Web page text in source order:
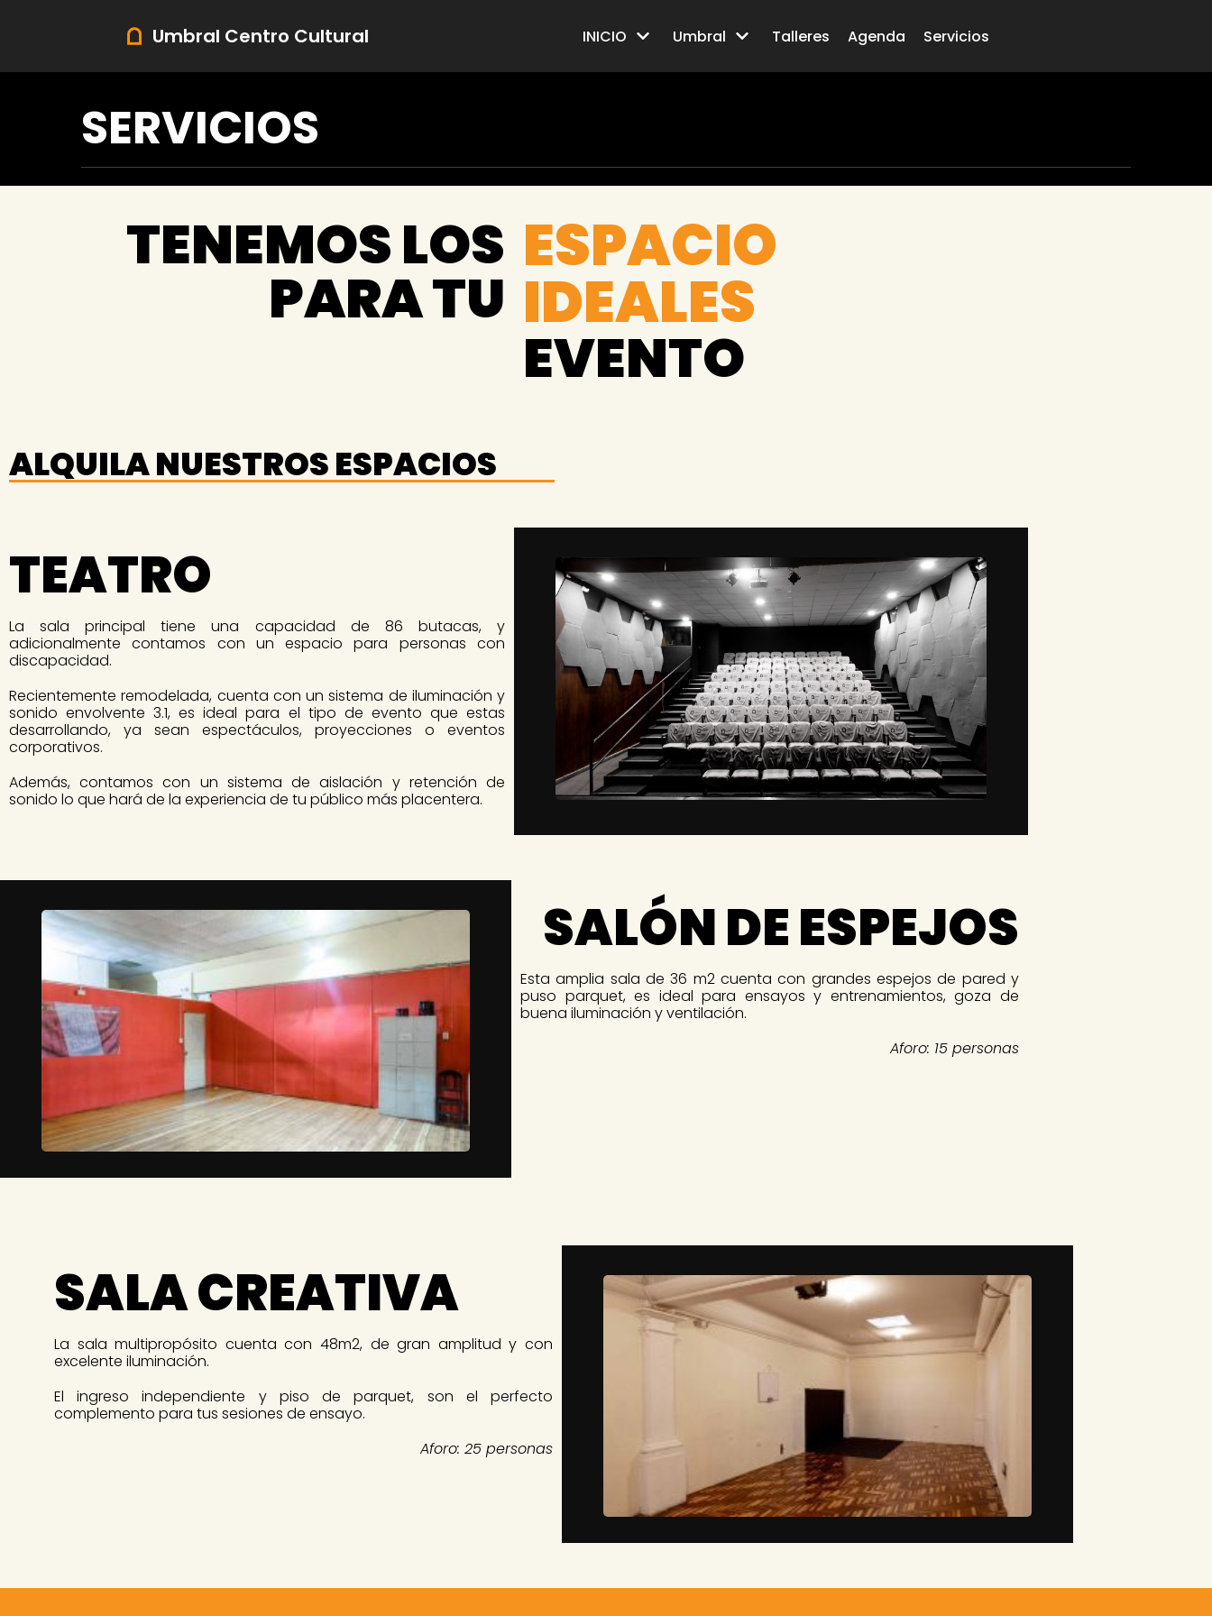
Umbral Centro Cultural INICIO Umbral Talleres Agenda Servicios
SERVICIOS
TENEMOS LOS
PARA TU
ESPACIO
IDEALES
EVENTO
ALQUILA NUESTROS ESPACIOS
TEATRO
La sala principal tiene una capacidad de 86 butacas, y
adicionalmente contamos con un espacio para personas con
discapacidad.
Recientemente remodelada, cuenta con un sistema de iluminación y
sonido envolvente 3.1, es ideal para el tipo de evento que estas
desarrollando, ya sean espectáculos, proyecciones o eventos
corporativos.
Además, contamos con un sistema de aislación y retención de
sonido lo que hará de la experiencia de tu público más placentera.
SALÓN DE ESPEJOS
Esta amplia sala de 36 m2 cuenta con grandes espejos de pared y
puso parquet, es ideal para ensayos y entrenamientos, goza de
buena iluminación y ventilación.
Aforo: 15 personas
SALA CREATIVA
La sala multipropósito cuenta con 48m2, de gran amplitud y con
excelente iluminación.
El ingreso independiente y piso de parquet, son el perfecto
complemento para tus sesiones de ensayo.
Aforo: 25 personas